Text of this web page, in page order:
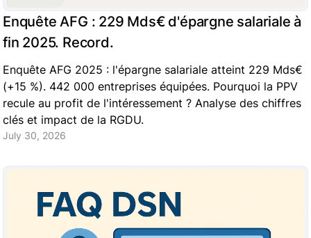
Enquête AFG : 229 Mds€ d'épargne salariale à
fin 2025. Record.
Enquête AFG 2025 : l'épargne salariale atteint 229 Mds€
(+15 %). 442 000 entreprises équipées. Pourquoi la PPV
recule au profit de l'intéressement ? Analyse des chiffres
clés et impact de la RGDU.
July 30, 2026